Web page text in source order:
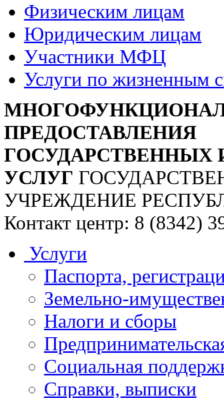
Физическим лицам
Юридическим лицам
Участники МФЦ
Услуги по жизненным
ПРЕДОСТАВЛЕНИЯ
УСЛУГ
УЧРЕЖДЕНИЕ
Контакт центр: 8 (8342)
Услуги
Паспорта,
Земельно-
Налоги и сборы
Социальная
Справки, выписки